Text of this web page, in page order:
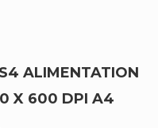
ALIMENTATION
X 600 DPI A4